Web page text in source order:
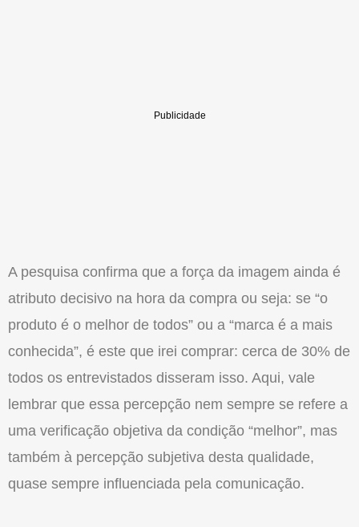
A pesquisa confirma que a força da imagem ainda é
atributo decisivo na hora da compra ou seja: se “o
produto é o melhor de todos” ou a “marca é a mais
conhecida”, é este que irei comprar: cerca de 30% de
todos os entrevistados disseram isso. Aqui, vale
lembrar que essa percepção nem sempre se refere a
uma verificação objetiva da condição “melhor”, mas
também à percepção subjetiva desta qualidade,
quase sempre influenciada pela comunicação.